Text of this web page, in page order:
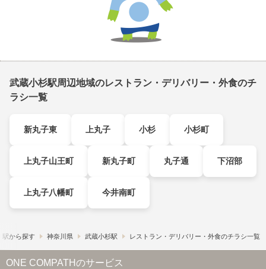
武蔵小杉駅周辺地域のレストラン・デリバリー・外食のチ
ラシ一覧
新丸子東 上丸子 小杉 小杉町
上丸子山王町 新丸子町 丸子通 下沼部
上丸子八幡町 今井南町
駅から探す 神奈川県 武蔵小杉駅 レストラン・デリバリー・外食のチラシ一覧
ONE COMPATHのサービス